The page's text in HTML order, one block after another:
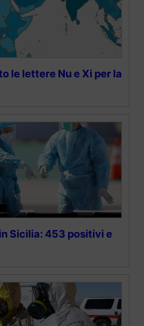
le lettere Nu e Xi per la
Sicilia: 453 positivi e